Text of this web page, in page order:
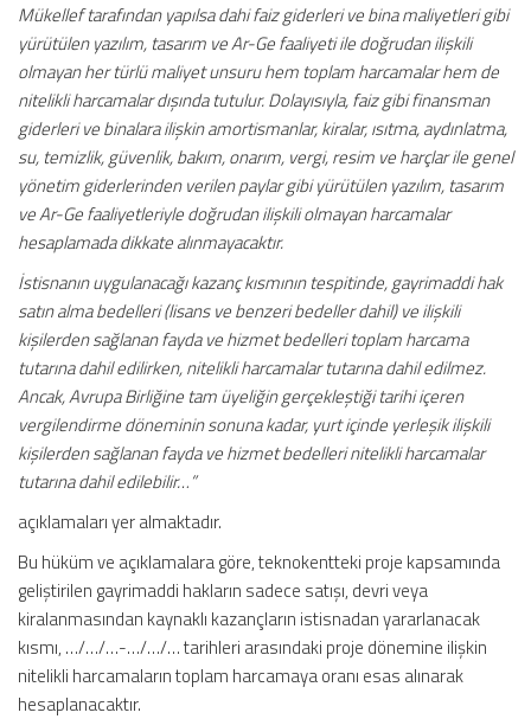
Mükellef tarafından yapılsa dahi faiz giderleri ve bina maliyetleri gibi
yürütülen yazılım, tasarım ve Ar-Ge faaliyeti ile doğrudan ilişkili
olmayan her türlü maliyet unsuru hem toplam harcamalar hem de
nitelikli harcamalar dışında tutulur. Dolayısıyla, faiz gibi finansman
giderleri ve binalara ilişkin amortismanlar, kiralar, ısıtma, aydınlatma,
su, temizlik, güvenlik, bakım, onarım, vergi, resim ve harçlar ile genel
yönetim giderlerinden verilen paylar gibi yürütülen yazılım, tasarım
ve Ar-Ge faaliyetleriyle doğrudan ilişkili olmayan harcamalar
hesaplamada dikkate alınmayacaktır.
İstisnanın uygulanacağı kazanç kısmının tespitinde, gayrimaddi hak
satın alma bedelleri (lisans ve benzeri bedeller dahil) ve ilişkili
kişilerden sağlanan fayda ve hizmet bedelleri toplam harcama
tutarına dahil edilirken, nitelikli harcamalar tutarına dahil edilmez.
Ancak, Avrupa Birliğine tam üyeliğin gerçekleştiği tarihi içeren
vergilendirme döneminin sonuna kadar, yurt içinde yerleşik ilişkili
kişilerden sağlanan fayda ve hizmet bedelleri nitelikli harcamalar
tutarına dahil edilebilir…”
açıklamaları yer almaktadır.
Bu hüküm ve açıklamalara göre, teknokentteki proje kapsamında
geliştirilen gayrimaddi hakların sadece satışı, devri veya
kiralanmasından kaynaklı kazançların istisnadan yararlanacak
kısmı, …/…/…-…/…/… tarihleri arasındaki proje dönemine ilişkin
nitelikli harcamaların toplam harcamaya oranı esas alınarak
hesaplanacaktır.